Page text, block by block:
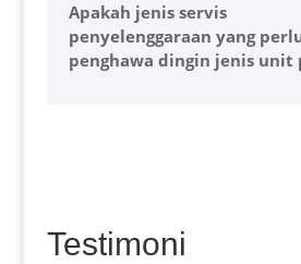
Apakah jenis servis
penyelenggaraan yang
penghawa dingin jenis unit
Testimoni